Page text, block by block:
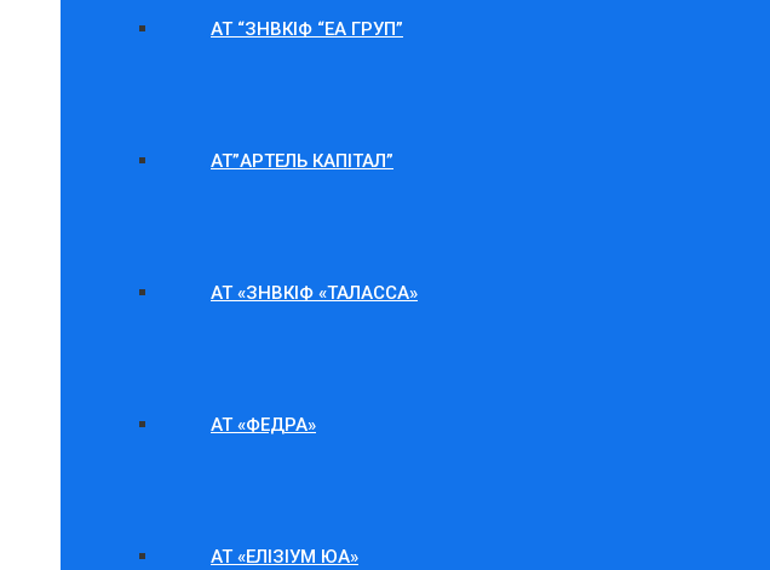
АТ “ЗНВКІФ “ЕА ГРУП”
АТ”АРТЕЛЬ КАПІТАЛ”
АТ «ЗНВКІФ «ТАЛАССА»
АТ «ФЕДРА»
АТ «ЕЛІЗІУМ ЮА»